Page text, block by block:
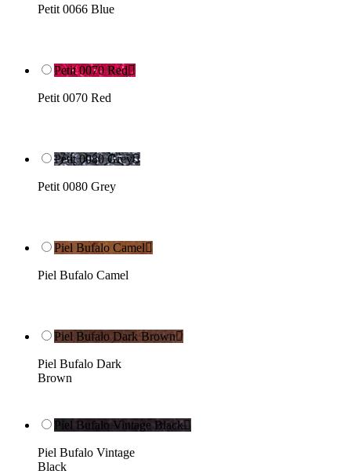
Petit 0066 Blue
Petit 0070 Red
Petit 0070 Red
Petit 0080 Grey
Petit 0080 Grey
Piel Bufalo Camel
Piel Bufalo Camel
Piel Bufalo Dark Brown
Piel Bufalo Dark
Brown
Piel Bufalo Vintage Black
Piel Bufalo Vintage
Black